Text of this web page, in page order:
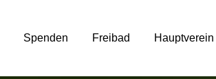
Spenden Freibad Hauptverein